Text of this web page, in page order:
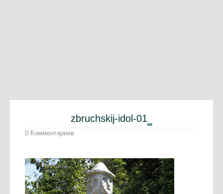
zbruchskij-idol-01
0 Комментариев